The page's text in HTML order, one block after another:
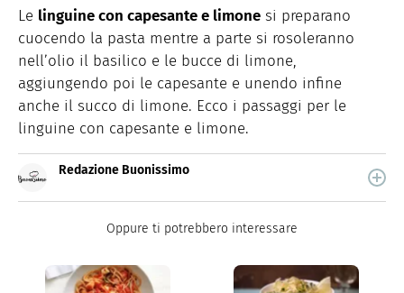
Le linguine con capesante e limone si preparano
cuocendo la pasta mentre a parte si rosoleranno
nell’olio il basilico e le bucce di limone,
aggiungendo poi le capesante e unendo infine
anche il succo di limone. Ecco i passaggi per le
linguine con capesante e limone.
Redazione Buonissimo
quale trovi idee veloci, facili e spiegate passo passo.
Oppure ti potrebbero interessare